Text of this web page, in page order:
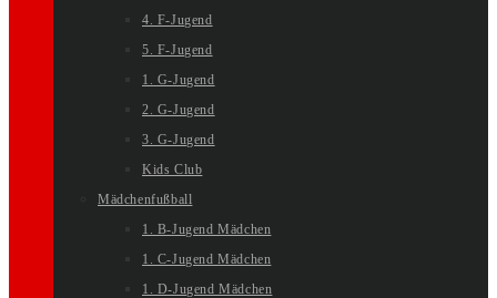
4. F-Jugend
5. F-Jugend
1. G-Jugend
2. G-Jugend
3. G-Jugend
Kids Club
Mädchenfußball
1. B-Jugend Mädchen
1. C-Jugend Mädchen
1. D-Jugend Mädchen